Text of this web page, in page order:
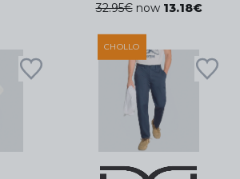
32.95€ now 13.18€
CHOLLO